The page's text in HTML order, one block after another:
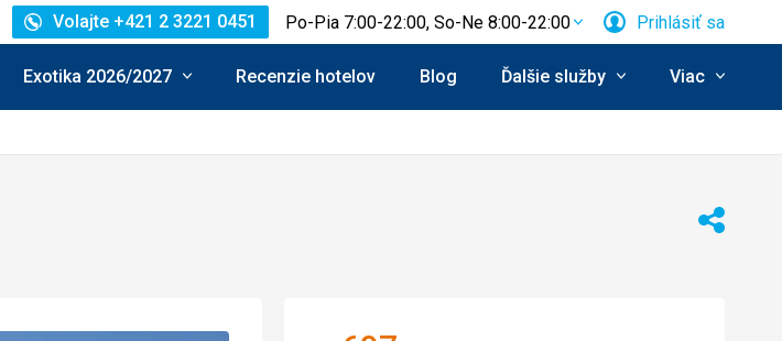
Volajte +421 2 3221 0451 Po-Pia 7:00-22:00, So-Ne 8:00-22:00 Prihlásiť sa
Exotika 2026/2027 Recenzie hotelov Blog Ďalšie služby Viac
Zdieľať